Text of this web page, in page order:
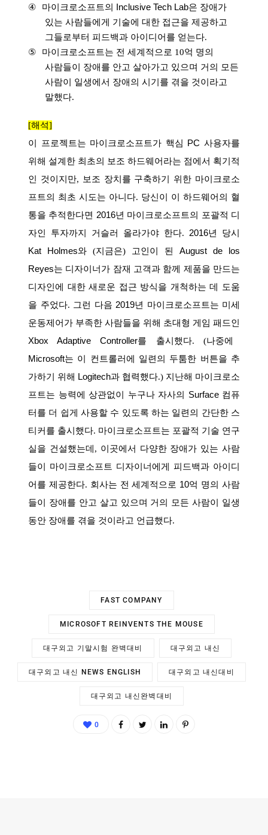
④ 마이크로소프트의 Inclusive Tech Lab은 장애가
있는 사람들에게 기술에 대한 접근을 제공하고
그들로부터 피드백과 아이디어를 얻는다.
⑤
마이크로소프트는 전 세계적으로 10억 명의
사람들이 장애를 안고 살아가고 있으며 거의 모든
사람이 일생에서 장애의 시기를 겪을 것이라고
말했다.
[해석]
이 프로젝트는 마이크로소프트가 핵심 PC 사용자를
위해 설계한 최초의 보조 하드웨어라는 점에서 획기적
인 것이지만, 보조 장치를 구축하기 위한 마이크로소
프트의 최초 시도는 아니다. 당신이 이 하드웨어의 혈
통을 추적한다면 2016년 마이크로소프트의 포괄적 디
자인 투자까지 거슬러 올라가야 한다. 2016년 당시
Kat Holmes와 (지금은) 고인이 된 August de los
Reyes는 디자이너가 잠재 고객과 함께 제품을 만드는
디자인에 대한 새로운 접근 방식을 개척하는 데 도움
을 주었다. 그런 다음 2019년 마이크로소프트는 미세
운동제어가 부족한 사람들을 위해 초대형 게임 패드인
Xbox Adaptive Controller를 출시했다. (나중에
Microsoft는 이 컨트롤러에 일련의 두툼한 버튼을 추
가하기 위해 Logitech과 협력했다.) 지난해 마이크로소
프트는 능력에 상관없이 누구나 자사의 Surface 컴퓨
터를 더 쉽게 사용할 수 있도록 하는 일련의 간단한 스
티커를 출시했다. 마이크로소프트는 포괄적 기술 연구
실을 건설했는데 , 이곳에서 다양한 장애가 있는 사람
들이 마이크로소프트 디자이너에게 피드백과 아이디
어를 제공한다. 회사는 전 세계적으로 10억 명의 사람
들이 장애를 안고 살고 있으며 거의 모든 사람이 일생
동안 장애를 겪을 것이라고 언급했다.
FAST COMPANY
MICROSOFT REINVENTS THE MOUSE
대구외고 기말시험 완벽대비 대구외고 내신
대구외고 내신 NEWS ENGLISH 대구외고 내신대비
대구외고 내신완벽대비
0